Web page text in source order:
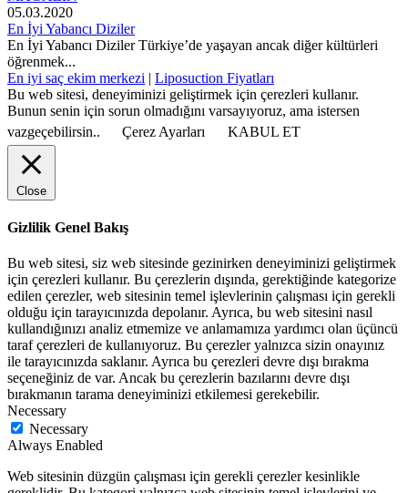
05.03.2020
En İyi Yabancı Diziler
En İyi Yabancı Diziler Türkiye’de yaşayan ancak diğer kültürleri
öğrenmek...
En iyi saç ekim merkezi | Liposuction Fiyatları
Bu web sitesi, deneyiminizi geliştirmek için çerezleri kullanır.
Bunun senin için sorun olmadığını varsayıyoruz, ama istersen
vazgeçebilirsin..
Çerez Ayarları KABUL ET
Close
Gizlilik Genel Bakış
Bu web sitesi, siz web sitesinde gezinirken deneyiminizi geliştirmek
için çerezleri kullanır. Bu çerezlerin dışında, gerektiğinde kategorize
edilen çerezler, web sitesinin temel işlevlerinin çalışması için gerekli
olduğu için tarayıcınızda depolanır. Ayrıca, bu web sitesini nasıl
kullandığınızı analiz etmemize ve anlamamıza yardımcı olan üçüncü
taraf çerezleri de kullanıyoruz. Bu çerezler yalnızca sizin onayınız
ile tarayıcınızda saklanır. Ayrıca bu çerezleri devre dışı bırakma
seçeneğiniz de var. Ancak bu çerezlerin bazılarını devre dışı
bırakmanın tarama deneyiminizi etkilemesi gerekebilir.
Necessary
Necessary
Always Enabled
Web sitesinin düzgün çalışması için gerekli çerezler kesinlikle